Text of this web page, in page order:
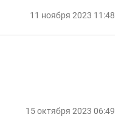
11 ноября 2023 11:48
15 октября 2023 06:49